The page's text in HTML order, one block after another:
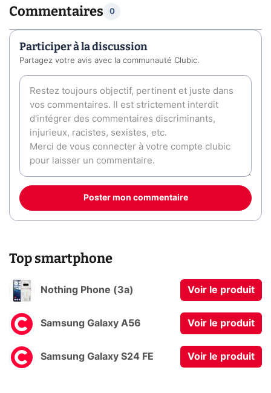
Commentaires 0
Participer à la discussion
Partagez votre avis avec la communauté Clubic.
Poster mon commentaire
Top smartphone
Nothing Phone (3a) Voir le produit
Samsung Galaxy A56 Voir le produit
Samsung Galaxy S24 FE Voir le produit